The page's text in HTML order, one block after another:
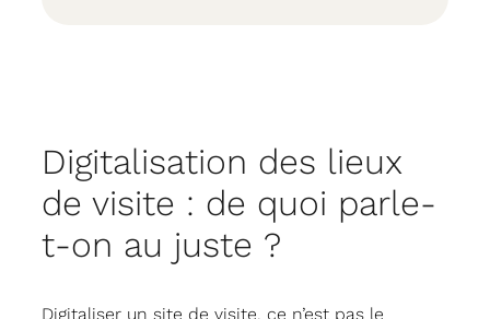
Digitalisation des lieux
de visite : de quoi parle-
t-on au juste ?
Digitaliser un site de visite, ce n’est pas le